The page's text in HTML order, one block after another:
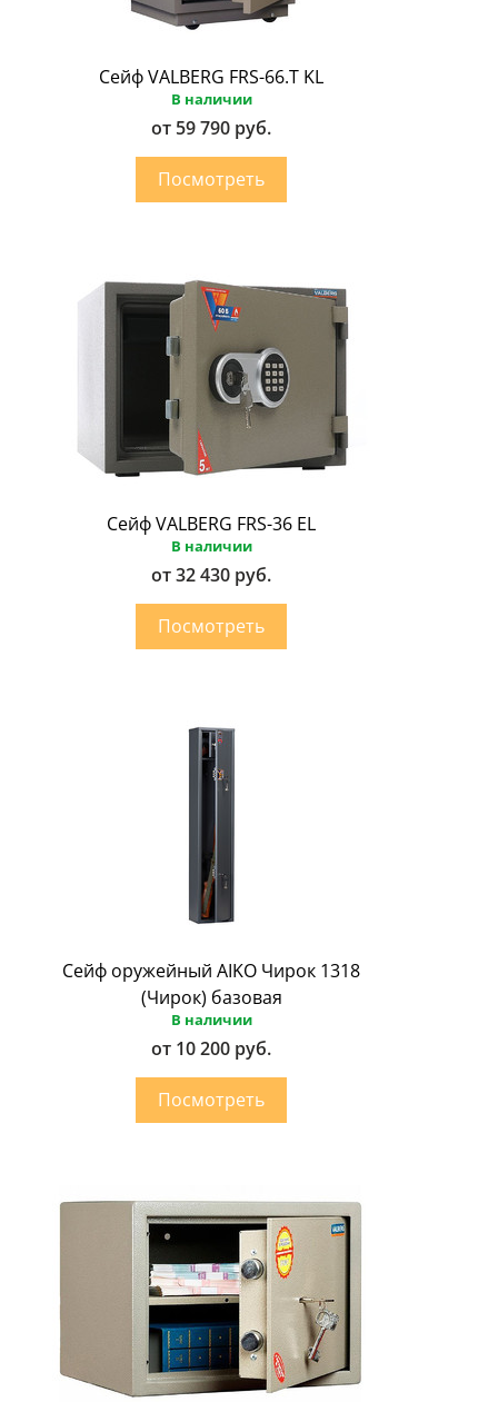
Сейф VALBERG FRS-66.Т KL
В наличии
от 59 790 руб.
Сейф VALBERG FRS-36 EL
В наличии
от 32 430 руб.
Сейф оружейный AIKO Чирок 1318
(Чирок) базовая
В наличии
от 10 200 руб.